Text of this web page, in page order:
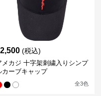
2,500 (税込)
メカジ 十字架刺繍入りシンプ
カーブキャップ
全3色